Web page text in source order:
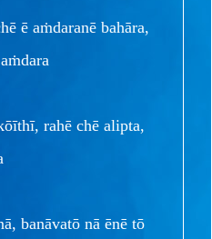
ē aṁdaranē bahāra,
rahē chē alipta,
banāvatō nā ēnē tō